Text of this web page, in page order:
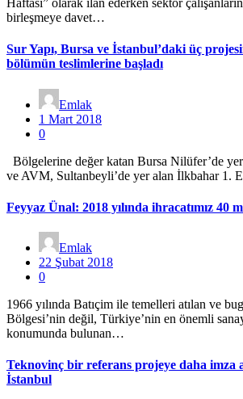
Haftası” olarak ilan ederken sektör
birleşmeye davet…
Sur Yapı, Bursa ve İstanbul’daki üç
bölümün teslimlerine başladı
Emlak
1 Mart 2018
0
Bölgelerine değer katan Bursa Nilüfer’de
ve AVM, Sultanbeyli’de yer alan İlkbahar 1.
Feyyaz Ünal: 2018 yılında ihracatımız 40
Emlak
22 Şubat 2018
0
1966 yılında Batıçim ile temelleri atılan ve
Bölgesi’nin değil, Türkiye’nin en önemli
konumunda bulunan…
Teknovinç bir referans projeye daha imza
İstanbul